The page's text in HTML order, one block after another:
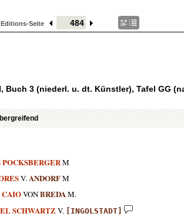
Editions-Seite
Buch 3 (niederl. u. dt. Künstler), Tafel GG
M
V.ANDORFM
VONBREDAM.
SCHWARTZV. [INGOLSTADT]